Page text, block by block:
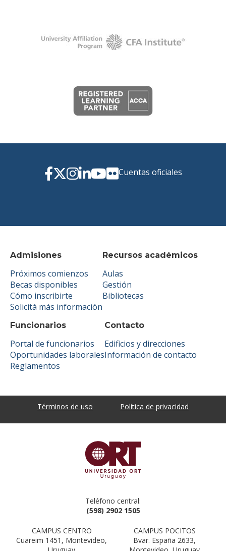
Admisiones
Próximos comienzos
Becas disponibles
Cómo inscribirte
Solicitá más información
Recursos académicos
Aulas
Gestión
Bibliotecas
Funcionarios
Portal de funcionarios
Oportunidades laborales
Reglamentos
Contacto
Edificios y direcciones
Información de contacto
Cuentas oficiales
Términos de uso Política de privacidad
Teléfono central:
(598) 2902 1505
CAMPUS CENTRO
Cuareim 1451, Montevideo,
CAMPUS POCITOS
Bvar. España 2633,